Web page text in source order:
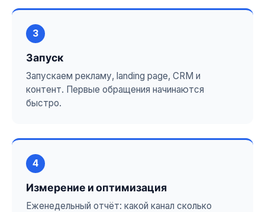
3
Запуск
Запускаем рекламу, landing page, CRM и
контент. Первые обращения начинаются
быстро.
4
Измерение и оптимизация
Еженедельный отчёт: какой канал сколько